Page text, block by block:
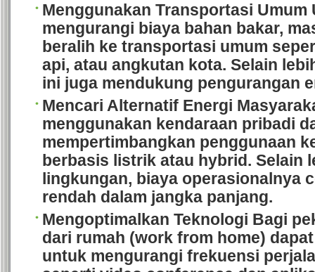
Menggunakan Transportasi Umum
mengurangi biaya bahan bakar,
beralih ke transportasi umum
api, atau angkutan kota. Selain
ini juga mendukung pengurangan
Mencari Alternatif Energi
menggunakan kendaraan pribadi
mempertimbangkan penggunaan
berbasis listrik atau hybrid. Selain
lingkungan, biaya operasionalnya
rendah dalam jangka panjang.
Mengoptimalkan Teknologi Bagi
dari rumah (work from home)
untuk mengurangi frekuensi